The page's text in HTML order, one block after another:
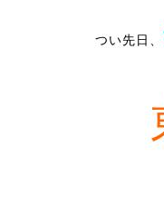
つい先日、